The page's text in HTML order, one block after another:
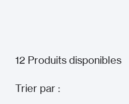
12 Produits disponibles
Trier par :